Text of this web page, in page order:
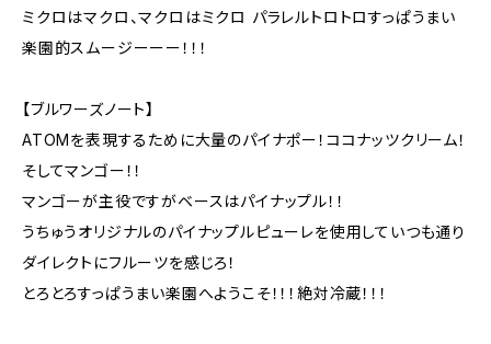
ミクロはマクロ、マクロはミクロ パラレルトロトロすっぱうまい
楽園的スムージーーー！！！
【ブルワーズノート】
ATOMを表現するために大量のパイナポー！ココナッツクリーム！
そしてマンゴー！！
マンゴーが主役ですがベースはパイナップル！！
うちゅうオリジナルのパイナップルピューレを使用していつも通り
ダイレクトにフルーツを感じろ！
とろとろすっぱうまい楽園へようこそ！！！絶対冷蔵！！！